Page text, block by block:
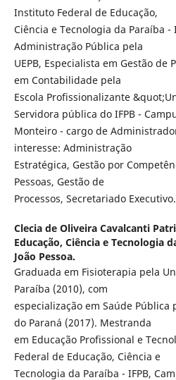
Instituto Federal de Educação,
Ciência e Tecnologia da Paraíba -
Administração Pública pela
UEPB, Especialista em Gestão de
em Contabilidade pela
Escola Profissionalizante
Servidora pública do IFPB -
Monteiro - cargo de
interesse: Administração
Estratégica, Gestão por
Pessoas, Gestão de
Processos, Secretariado Executivo.
Clecia de Oliveira Cavalcanti
Educação, Ciência e Tecnologia
João Pessoa.
Graduada em Fisioterapia pela
Paraíba (2010), com
especialização em Saúde
do Paraná (2017). Mestranda
em Educação Profissional e
Federal de Educação, Ciência e
Tecnologia da Paraíba - IFPB,